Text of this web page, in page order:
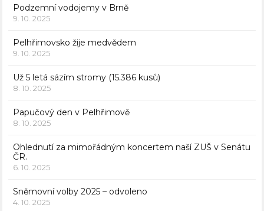
Podzemní vodojemy v Brně
9. 10. 2025
Pelhřimovsko žije medvědem
9. 10. 2025
Už 5 letá sázím stromy (15.386 kusů)
8. 10. 2025
Papučový den v Pelhřimově
8. 10. 2025
Ohlednutí za mimořádným koncertem naší ZUŠ v Senátu
ČR.
6. 10. 2025
Sněmovní volby 2025 – odvoleno
4. 10. 2025